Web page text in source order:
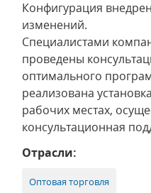
Конфигурация
изменений.
Специалистами
проведены
оптимального
реализована
рабочих местах,
консультационная
Отрасли:
Оптовая торговля